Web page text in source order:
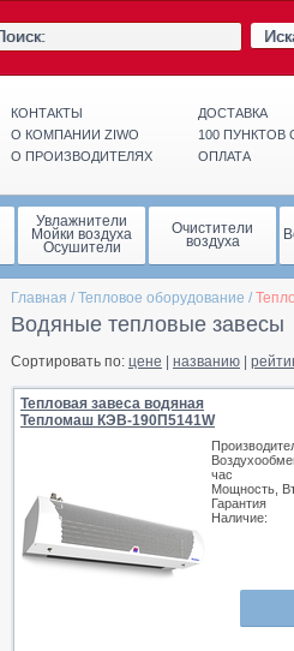
КОНТАКТЫ
О КОМПАНИИ ZIWO
О ПРОИЗВОДИТЕЛЯХ
ДОСТАВКА
100
ОПЛАТА
Увлажнители
Мойки воздуха
Осушители
Очистители
воздуха
Главная / Тепловое оборудование /
Водяные тепловые завесы
Сортировать по: цене названию
Тепловая завеса водяная
Тепломаш КЭВ-190П5141W
час
Мощность,
Гарантия
Наличие: